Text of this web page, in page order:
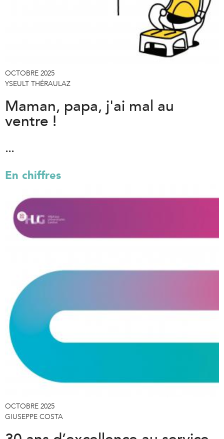
OCTOBRE 2025
YSEULT THÉRAULAZ
Maman, papa, j'ai mal au
ventre !
...
En chiffres
OCTOBRE 2025
GIUSEPPE COSTA